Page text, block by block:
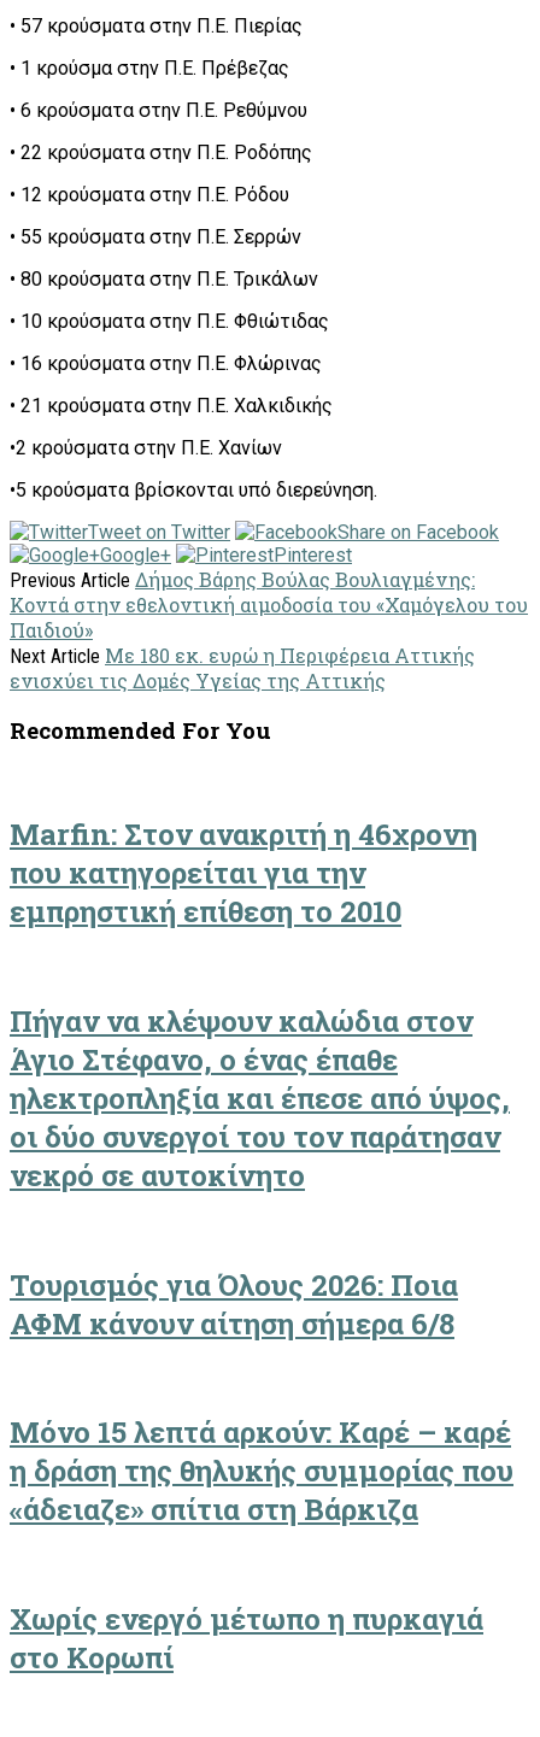
• 57 κρούσματα στην Π.Ε. Πιερίας
• 1 κρούσμα στην Π.Ε. Πρέβεζας
• 6 κρούσματα στην Π.Ε. Ρεθύμνου
• 22 κρούσματα στην Π.Ε. Ροδόπης
• 12 κρούσματα στην Π.Ε. Ρόδου
• 55 κρούσματα στην Π.Ε. Σερρών
• 80 κρούσματα στην Π.Ε. Τρικάλων
• 10 κρούσματα στην Π.Ε. Φθιώτιδας
• 16 κρούσματα στην Π.Ε. Φλώρινας
• 21 κρούσματα στην Π.Ε. Χαλκιδικής
•2 κρούσματα στην Π.Ε. Χανίων
•5 κρούσματα βρίσκονται υπό διερεύνηση.
Tweet on Twitter
Share on Facebook
Google+
Pinterest
Previous Article Δήμος Βάρης Βούλας Βουλιαγμένης:
Κοντά στην εθελοντική αιμοδοσία του «Χαμόγελου του
Παιδιού»
Next Article Με 180 εκ. ευρώ η Περιφέρεια Αττικής
ενισχύει τις Δομές Υγείας της Αττικής
Recommended For You
Marfin: Στον ανακριτή η 46χρονη
που κατηγορείται για την
εμπρηστική επίθεση το 2010
Πήγαν να κλέψουν καλώδια στον
Άγιο Στέφανο, ο ένας έπαθε
ηλεκτροπληξία και έπεσε από ύψος,
οι δύο συνεργοί του τον παράτησαν
νεκρό σε αυτοκίνητο
Τουρισμός για Όλους 2026: Ποια
ΑΦΜ κάνουν αίτηση σήμερα 6/8
Μόνο 15 λεπτά αρκούν: Καρέ – καρέ
η δράση της θηλυκής συμμορίας που
«άδειαζε» σπίτια στη Βάρκιζα
Χωρίς ενεργό μέτωπο η πυρκαγιά
στο Κορωπί